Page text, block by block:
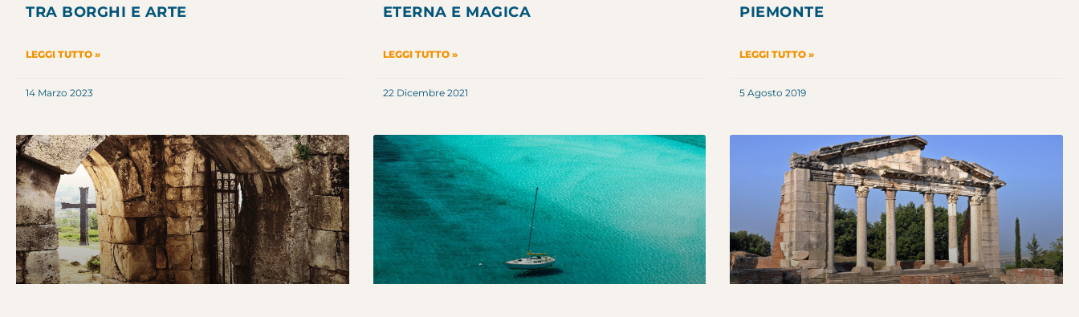
TRA BORGHI E ARTE
LEGGI TUTTO »
14 Marzo 2023
ETERNA E MAGICA
LEGGI TUTTO »
22 Dicembre 2021
PIEMONTE
LEGGI TUTTO »
5 Agosto 2019